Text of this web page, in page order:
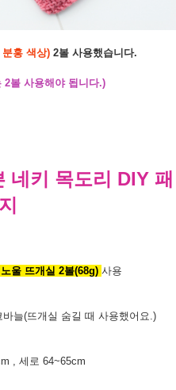
홍 색상)2볼 사용했습니다.
2볼 사용해야 됩니다.)
네키 목도리 DIY 패
울 뜨개실 2볼(68g) 사용
늘(뜨개실 숨길 때 사용했어요.)
, 세로 64~65cm